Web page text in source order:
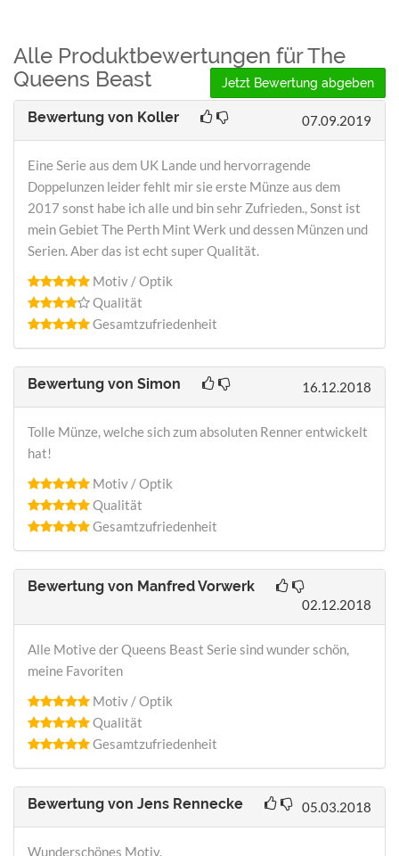
Alle Produktbewertungen für The
Queens Beast
Jetzt Bewertung abgeben
Bewertung von Koller 07.09.2019
Eine Serie aus dem UK Lande und hervorragende
Doppelunzen leider fehlt mir sie erste Münze aus dem
2017 sonst habe ich alle und bin sehr Zufrieden., Sonst ist
mein Gebiet The Perth Mint Werk und dessen Münzen und
Serien. Aber das ist echt super Qualität.
Motiv / Optik
Qualität
Gesamtzufriedenheit
Bewertung von Simon 16.12.2018
Tolle Münze, welche sich zum absoluten Renner entwickelt
hat!
Motiv / Optik
Qualität
Gesamtzufriedenheit
Bewertung von Manfred Vorwerk
02.12.2018
Alle Motive der Queens Beast Serie sind wunder schön,
meine Favoriten
Motiv / Optik
Qualität
Gesamtzufriedenheit
Bewertung von Jens Rennecke 05.03.2018
Wunderschönes Motiv.